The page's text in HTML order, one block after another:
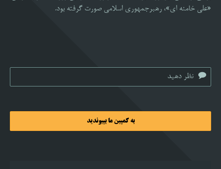
«علی خامنه ای»، رهبرجمهوری اسلامی صورت گرفته بود.
به کمپین ما بپیوندید